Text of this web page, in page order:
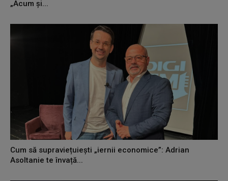
„Acum și...
Cum să supraviețuiești „iernii economice”: Adrian
Asoltanie te învață...